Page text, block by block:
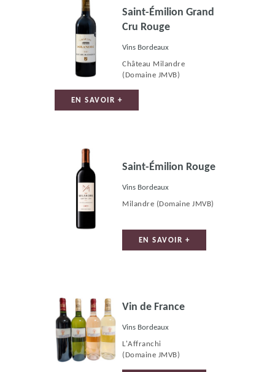
Saint-Émilion Grand
Cru Rouge
Vins Bordeaux
Château Milandre
(Domaine JMVB)
EN SAVOIR +
Saint-Émilion Rouge
Vins Bordeaux
Milandre (Domaine JMVB)
EN SAVOIR +
Vin de France
Vins Bordeaux
L'Affranchi
(Domaine JMVB)